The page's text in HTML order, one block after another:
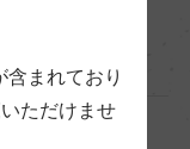
まれており
ただけませ